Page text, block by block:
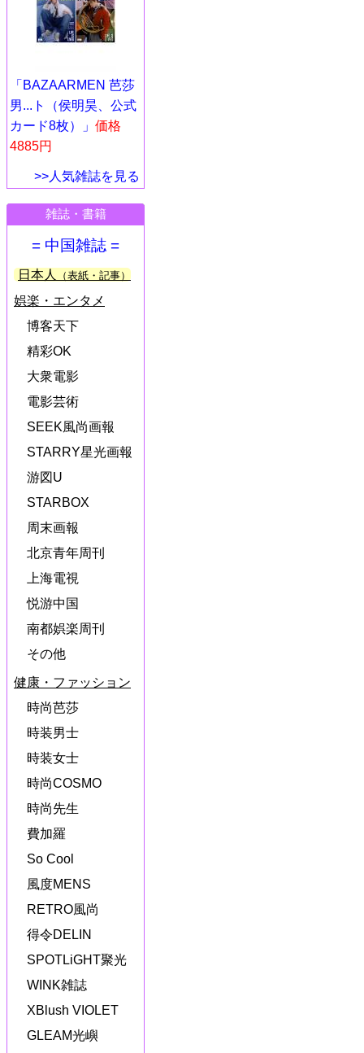
「BAZAARMEN 芭莎
男...ト（侯明昊、公式
カード8枚）」 価格
4885円
>>人気雑誌を見る
雑誌・書籍
= 中国雑誌 =
日本人 （表紙・記事）
娯楽・エンタメ
博客天下
精彩OK
大衆電影
電影芸術
SEEK風尚画報
STARRY星光画報
游図U
STARBOX
周末画報
北京青年周刊
上海電視
悦游中国
南都娯楽周刊
その他
健康・ファッション
時尚芭莎
時装男士
時装女士
時尚COSMO
時尚先生
費加羅
So Cool
風度MENS
RETRO風尚
得令DELIN
SPOTLiGHT聚光
WINK雑誌
XBlush VIOLET
GLEAM光嶼